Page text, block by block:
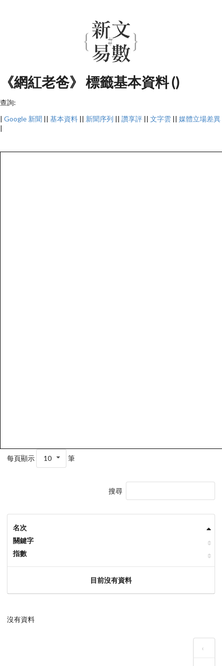
《網紅老爸》 標籤基本資料 ()
查詢:
| Google 新聞 || 基本資料 || 新聞序列 || 讚享評 || 文字雲 || 媒體立場差異
|
每頁顯示 10 筆
搜尋
名次
關鍵字
指數
目前沒有資料
沒有資料
‹